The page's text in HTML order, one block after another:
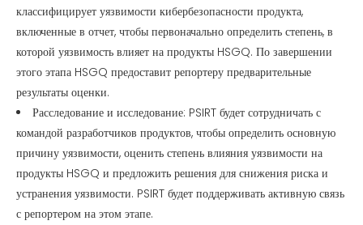
классифицирует уязвимости кибербезопасности продукта,
включенные в отчет, чтобы первоначально определить степень, в
которой уязвимость влияет на продукты HSGQ. По завершении
этого этапа HSGQ предоставит репортеру предварительные
результаты оценки.
Расследование и исследование: PSIRT будет сотрудничать с
командой разработчиков продуктов, чтобы определить основную
причину уязвимости, оценить степень влияния уязвимости на
продукты HSGQ и предложить решения для снижения риска и
устранения уязвимости. PSIRT будет поддерживать активную связь
с репортером на этом этапе.